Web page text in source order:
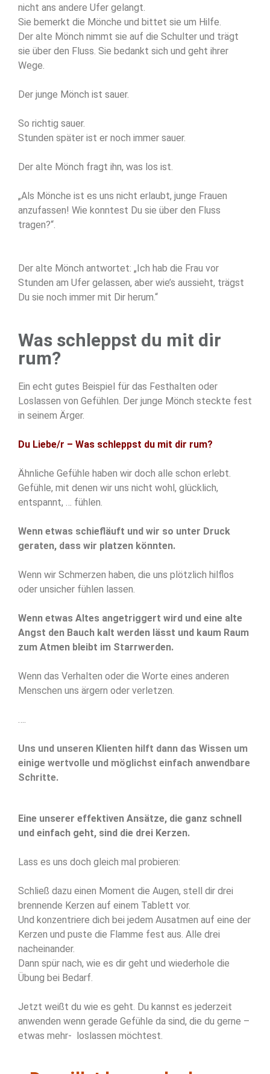
nicht ans andere Ufer gelangt.
Sie bemerkt die Mönche und bittet sie um Hilfe.
Der alte Mönch nimmt sie auf die Schulter und trägt
sie über den Fluss. Sie bedankt sich und geht ihrer
Wege.
Der junge Mönch ist sauer.
So richtig sauer.
Stunden später ist er noch immer sauer.
Der alte Mönch fragt ihn, was los ist.
„Als Mönche ist es uns nicht erlaubt, junge Frauen
anzufassen! Wie konntest Du sie über den Fluss
tragen?“.
Der alte Mönch antwortet: „Ich hab die Frau vor
Stunden am Ufer gelassen, aber wie’s aussieht, trägst
Du sie noch immer mit Dir herum.“
Was schleppst du mit dir
rum?
Ein echt gutes Beispiel für das Festhalten oder
Loslassen von Gefühlen. Der junge Mönch steckte fest
in seinem Ärger.
Du Liebe/r – Was schleppst du mit dir rum?
Ähnliche Gefühle haben wir doch alle schon erlebt.
Gefühle, mit denen wir uns nicht wohl, glücklich,
entspannt, … fühlen.
Wenn etwas schiefläuft und wir so unter Druck
geraten, dass wir platzen könnten.
Wenn wir Schmerzen haben, die uns plötzlich hilflos
oder unsicher fühlen lassen.
Wenn etwas Altes angetriggert wird und eine alte
Angst den Bauch kalt werden lässt und kaum Raum
zum Atmen bleibt im Starrwerden.
Wenn das Verhalten oder die Worte eines anderen
Menschen uns ärgern oder verletzen.
….
Uns und unseren Klienten hilft dann das Wissen um
einige wertvolle und möglichst einfach anwendbare
Schritte.
Eine unserer effektiven Ansätze, die ganz schnell
und einfach geht, sind die drei Kerzen.
Lass es uns doch gleich mal probieren:
Schließ dazu einen Moment die Augen, stell dir drei
brennende Kerzen auf einem Tablett vor.
Und konzentriere dich bei jedem Ausatmen auf eine der
Kerzen und puste die Flamme fest aus. Alle drei
nacheinander.
Dann spür nach, wie es dir geht und wiederhole die
Übung bei Bedarf.
Jetzt weißt du wie es geht. Du kannst es jederzeit
anwenden wenn gerade Gefühle da sind, die du gerne –
etwas mehr- loslassen möchtest.